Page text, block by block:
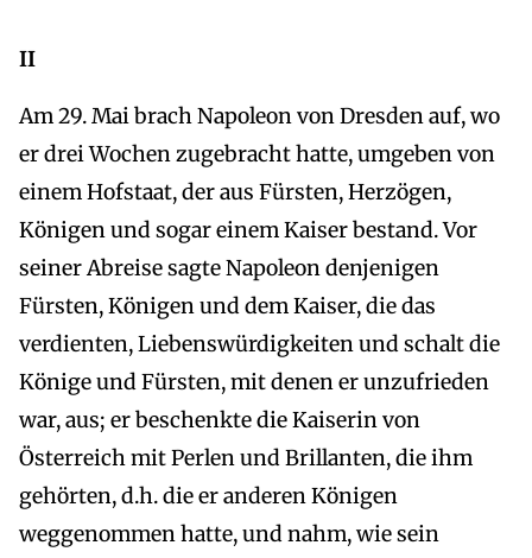
II
Am 29. Mai brach Napoleon von Dresden auf, wo
er drei Wochen zugebracht hatte, umgeben von
einem Hofstaat, der aus Fürsten, Herzögen,
Königen und sogar einem Kaiser bestand. Vor
seiner Abreise sagte Napoleon denjenigen
Fürsten, Königen und dem Kaiser, die das
verdienten, Liebenswürdigkeiten und schalt die
Könige und Fürsten, mit denen er unzufrieden
war, aus; er beschenkte die Kaiserin von
Österreich mit Perlen und Brillanten, die ihm
gehörten, d.h. die er anderen Königen
weggenommen hatte, und nahm, wie sein